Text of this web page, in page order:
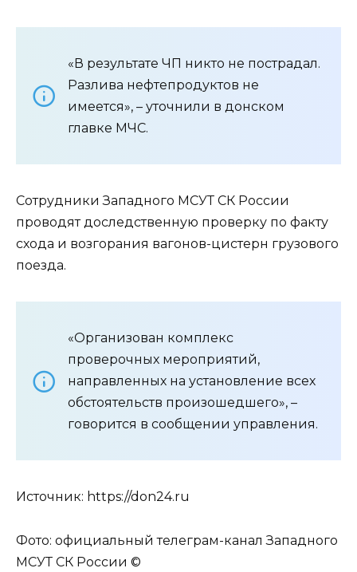
«В результате ЧП никто не пострадал.
Разлива нефтепродуктов не
имеется», – уточнили в донском
главке МЧС.
Сотрудники Западного МСУТ СК России
проводят доследственную проверку по факту
схода и возгорания вагонов-цистерн грузового
поезда.
«Организован комплекс
проверочных мероприятий,
направленных на установление всех
обстоятельств произошедшего», –
говорится в сообщении управления.
Источник: https://don24.ru
Фото: официальный телеграм-канал Западного
МСУТ СК России ©